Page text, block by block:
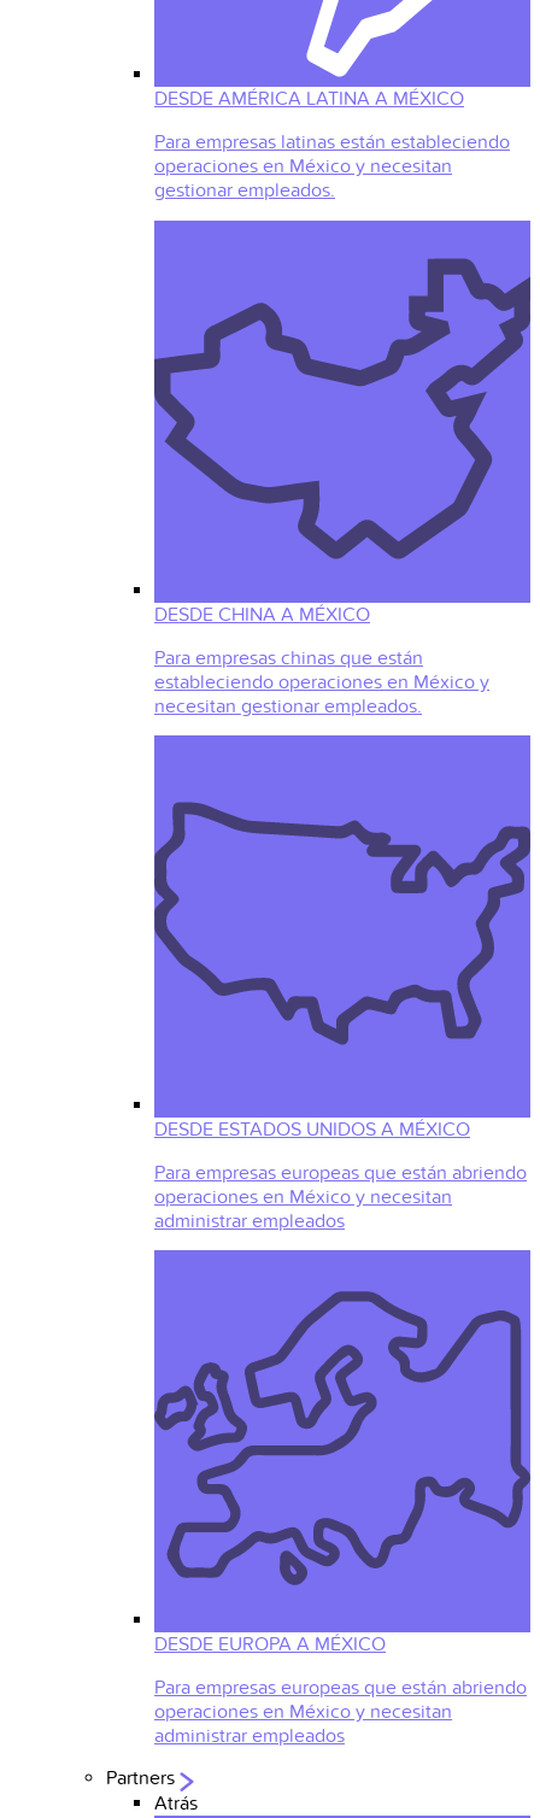
DESDE AMÉRICA LATINA A MÉXICO
Para empresas latinas están estableciendo
operaciones en México y necesitan
gestionar empleados.
DESDE CHINA A MÉXICO
Para empresas chinas que están
estableciendo operaciones en México y
necesitan gestionar empleados.
DESDE ESTADOS UNIDOS A MÉXICO
Para empresas europeas que están abriendo
operaciones en México y necesitan
administrar empleados
DESDE EUROPA A MÉXICO
Para empresas europeas que están abriendo
operaciones en México y necesitan
administrar empleados
Partners
Atrás